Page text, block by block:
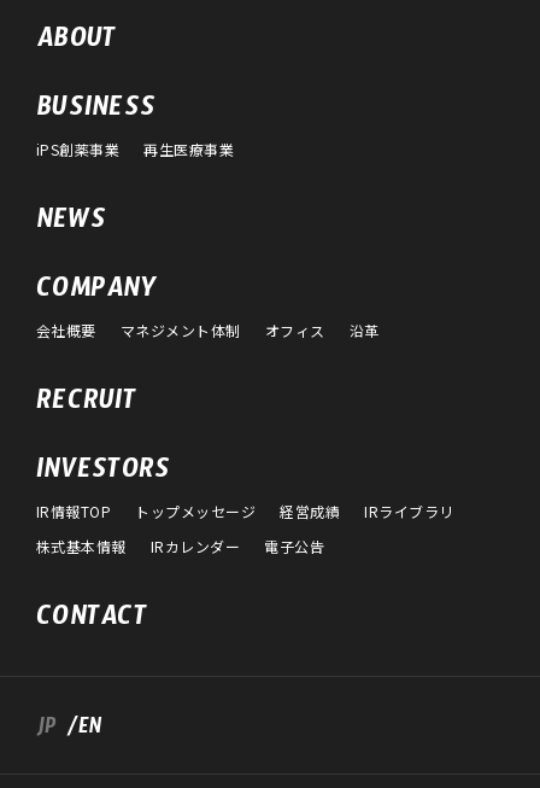
ABOUT
BUSINESS
iPS創薬事業 再生医療事業
NEWS
COMPANY
会社概要 マネジメント体制 オフィス 沿革
RECRUIT
INVESTORS
IR情報TOP トップメッセージ 経営成績
IRライブラリ
株式基本情報
IRカレンダー 電子公告
CONTACT
JP /EN